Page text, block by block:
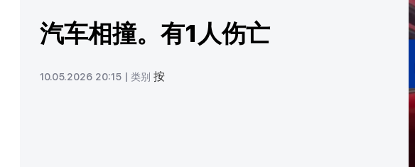
汽车相撞。有1人伤亡
10.05.2026 20:15 | 类别 按